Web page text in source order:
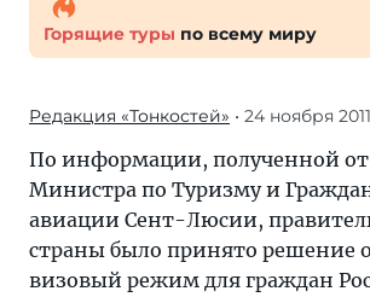
Горящие туры по всему миру
Редакция «Тонкостей» • 24 ноября 2011
По информации, полученной от
Министра по Туризму и
авиации Сент-Люсии,
страны было принято решение
визовый режим для граждан